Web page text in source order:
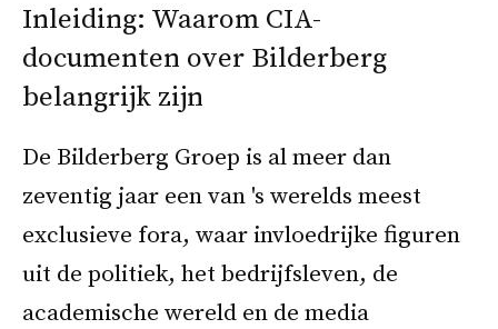
Inleiding: Waarom CIA-
documenten over Bilderberg
belangrijk zijn
De Bilderberg Groep is al meer dan
zeventig jaar een van 's werelds meest
exclusieve fora, waar invloedrijke figuren
uit de politiek, het bedrijfsleven, de
academische wereld en de media